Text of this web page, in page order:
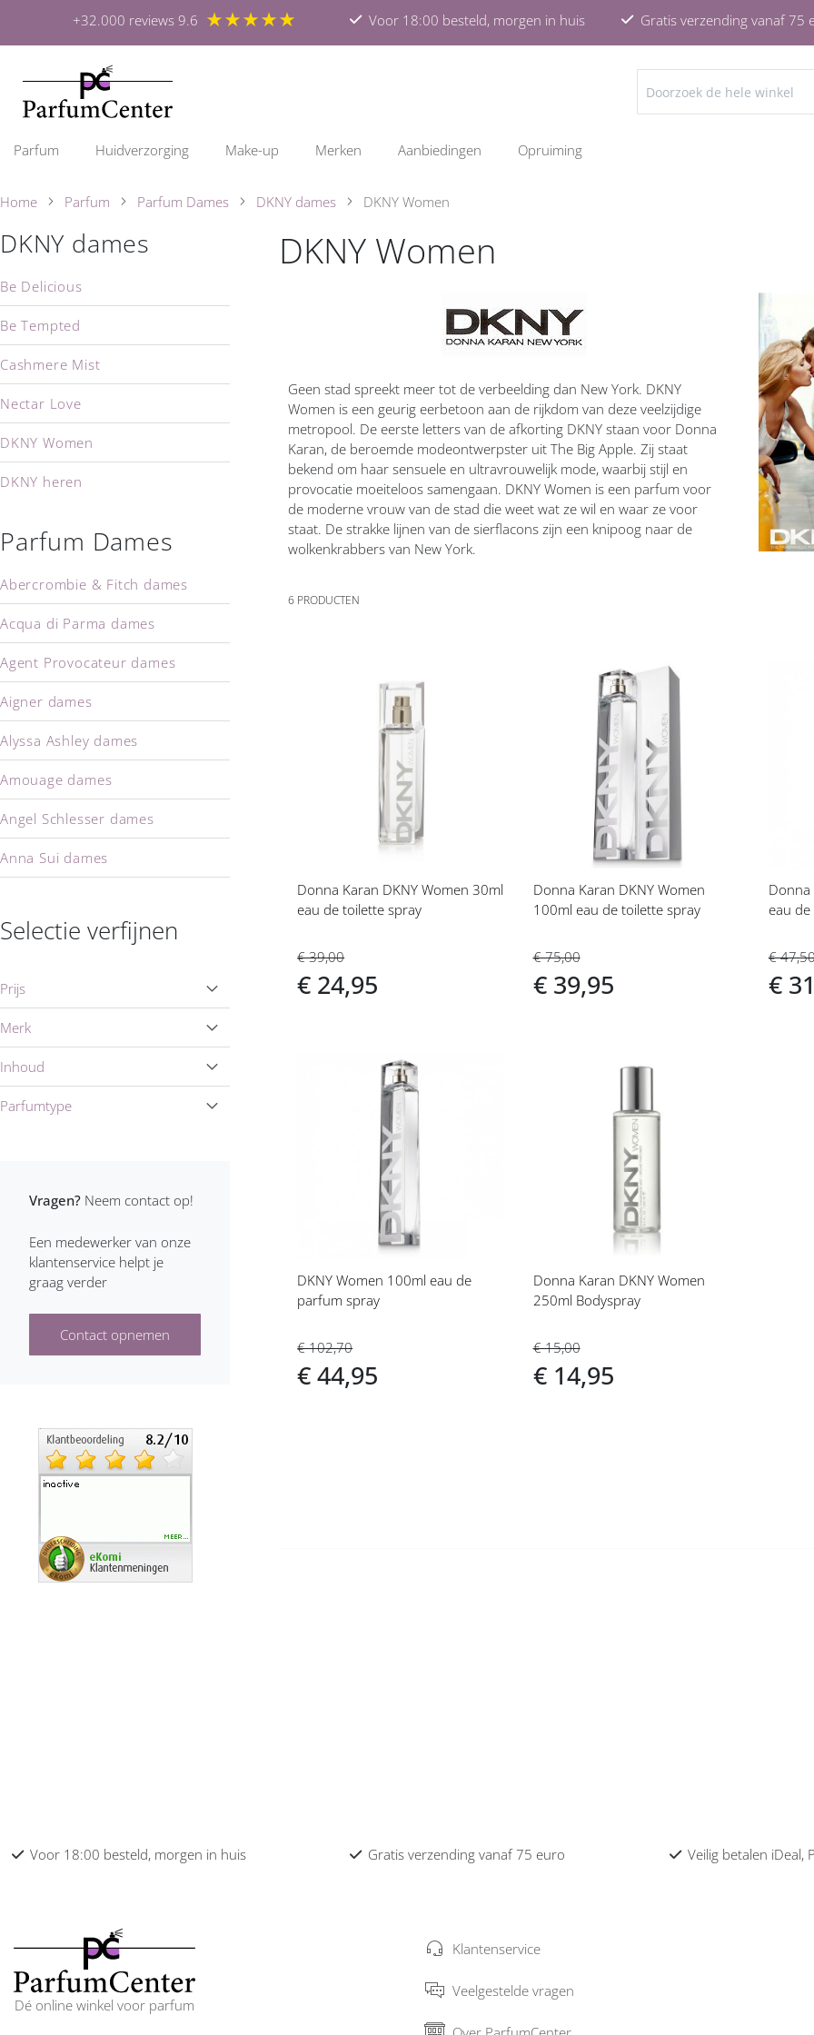
+32.000 reviews 9.6 ★★★★★ Voor 18:00 besteld, morgen in huis Gratis verzending vanaf 75
ZOEKEN
Parfum Huidverzorging Make-up Merken Aanbiedingen Opruiming
Home Parfum Parfum Dames DKNY dames DKNY Women
DKNY Women
Geen stad spreekt meer tot de verbeelding dan New York. DKNY
Women is een geurig eerbetoon aan de rijkdom van deze veelzijdige
metropool. De eerste letters van de afkorting DKNY staan voor Donna
Karan, de beroemde modeontwerpster uit The Big Apple. Zij staat
bekend om haar sensuele en ultravrouwelijk mode, waarbij stijl en
provocatie moeiteloos samengaan. DKNY Women is een parfum voor
de moderne vrouw van de stad die weet wat ze wil en waar ze voor
staat. De strakke lijnen van de sierflacons zijn een knipoog naar de
wolkenkrabbers van New York.
6PRODUCTEN
verlanglijst
Donna Karan DKNY Women 30ml
eau de toilette spray
€ 39,00
€ 24,95
verlanglijst
Donna Karan DKNY Women
100ml eau de toilette spray
€ 75,00
€ 39,95
Donna
eau
€
€
verlanglijst
DKNY Women 100ml eau de
parfum spray
€ 102,70
€ 44,95
verlanglijst
Donna Karan DKNY Women
250ml Bodyspray
€ 15,00
€ 14,95
DKNY dames
Be Delicious
Be Tempted
Cashmere Mist
Nectar Love
DKNY Women
DKNY heren
Parfum Dames
Abercrombie & Fitch dames
Acqua di Parma dames
Agent Provocateur dames
Aigner dames
Alyssa Ashley dames
Amouage dames
Angel Schlesser dames
Anna Sui dames
Annick Goutal dames
Ariana Grande dames
Aristocrazy dames
Armaf Dames
Azzaro dames
Benetton dames
Bijan dames
Billie Eilish Dames
Bruno Banani dames
Burberry dames
Bvlgari dames
Cacharel dames
Clean dames
Clinique dames
Selectie verfijnen
Prijs
Merk
Inhoud
Parfumtype
Vragen? Neem contact op!
Een medewerker van onze
klantenservice helpt je
graag verder
Contact opnemen
Voor 18:00 besteld, morgen in huis Gratis verzending vanaf 75 euro Veilig betalen iDeal,
Dé online winkel voor parfum
Klantenservice
Veelgestelde vragen